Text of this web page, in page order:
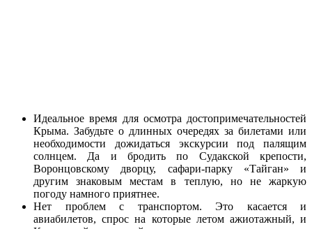
Идеальное время для осмотра достопримечательностей
Крыма. Забудьте о длинных очередях за билетами или
необходимости дожидаться экскурсии под палящим
солнцем. Да и бродить по Судакской крепости,
Воронцовскому дворцу, сафари-парку «Тайган» и
другим знаковым местам в теплую, но не жаркую
погоду намного приятнее.
Нет проблем с транспортом. Это касается и
авиабилетов, спрос на которые летом ажиотажный, и